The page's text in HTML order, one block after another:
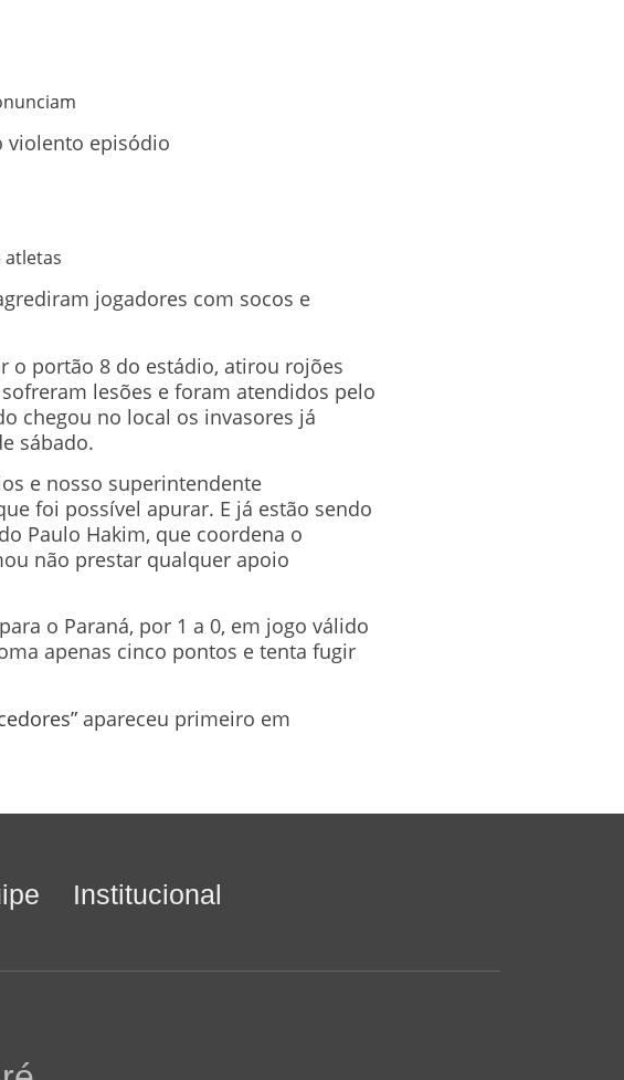
violento episódio
atletas
jogadores com socos e
o portão 8 do estádio, atirou rojões
lesões e foram atendidos pelo
chegou no local os invasores já
sábado.
e nosso superintendente
foi possível apurar. E já estão sendo
Paulo Hakim, que coordena o
não prestar qualquer apoio
o Paraná, por 1 a 0, em jogo válido
apenas cinco pontos e tenta fugir
apareceu primeiro em
Institucional